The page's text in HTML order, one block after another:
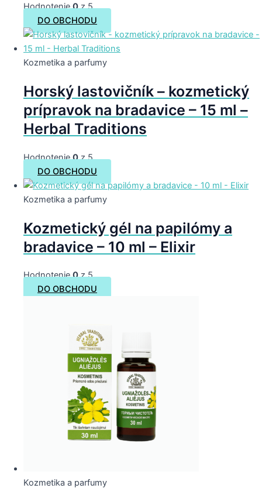
Hodnotenie0z 5
DO OBCHODU
Kozmetika a parfumy
Horský lastovičník – kozmetický
prípravok na bradavice – 15 ml –
Herbal Traditions
Hodnotenie0z 5
DO OBCHODU
Kozmetika a parfumy
Kozmetický gél na papilómy a
bradavice – 10 ml – Elixir
Hodnotenie0z 5
DO OBCHODU
Kozmetika a parfumy